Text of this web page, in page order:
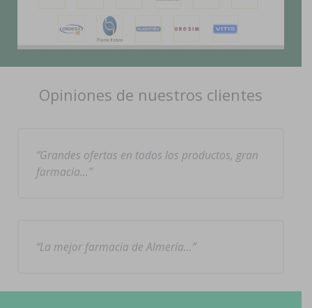
Opiniones de nuestros clientes
Grandes ofertas en todos los productos, gran
farmacia…
La mejor farmacia de Almería…